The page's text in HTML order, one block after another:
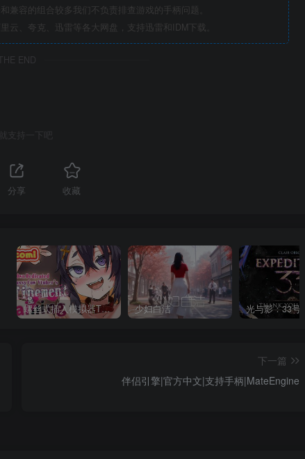
容的组合较多我们不负责排查游戏的手柄问题。
、夸克、迅雷等各大网盘，支持迅雷和IDM下载。
END
就支持一下吧
分享 收藏
螺丝式插入模拟器TMA02 少妇白洁
下一篇
伴侣引擎|官方中文|支持手柄|MateEngine